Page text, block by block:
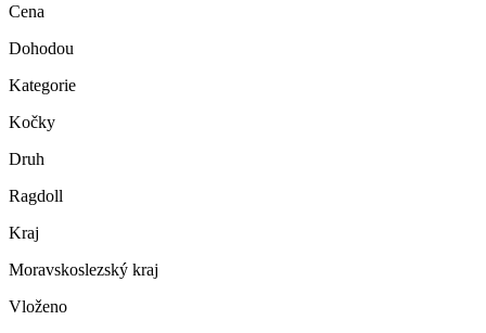
Cena
Dohodou
Kategorie
Kočky
Druh
Ragdoll
Kraj
Moravskoslezský kraj
Vloženo